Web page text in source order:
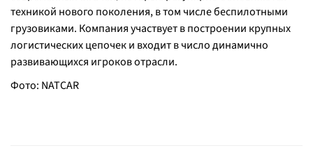
техникой нового поколения, в том числе беспилотными
грузовиками. Компания участвует в построении крупных
логистических цепочек и входит в число динамично
развивающихся игроков отрасли.
Фото: NATCAR